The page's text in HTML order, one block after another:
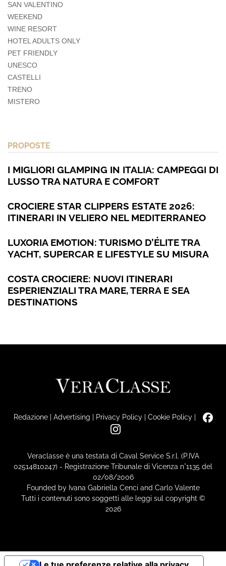
SAN VALENTINO
WEEKEND
WINE RESORT
HOTEL ADULTS ONLY
PET FRIENDLY
UNESCO
CASTELLI
TRENO
MISTERO
PROPOSTE
I MIGLIORI GLAMPING IN ITALIA: CAMPEGGI DI
LUSSO TRA NATURA E COMFORT
CROCIERE STAR CLIPPERS ESTATE 2026:
ITINERARI IN VELIERO NEL MEDITERRANEO
LUXORIA EMOTION: TURISMO D’ÉLITE TRA
YACHT, SUPERCAR E LIFESTYLE SU MISURA
COSTA CROCIERE: NUOVI ITINERARI
ESPERIENZIALI TRA MARE, TERRA E SEA
DESTINATIONS
Redazione| Advertising | Privacy Policy| Cookie Policy|
Veraclasse è una testata di Caval Service S.r.l. (P.IVA
02514810247) - Registrazione Tribunale di Vicenza n°1135 del
02/08/2006
Founded by Ivana Gabriella Cenci and Carlo Valente
Tutti i contenuti sono soggetti alle leggi sul copyright ©
2026